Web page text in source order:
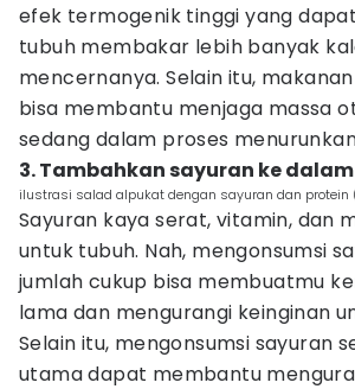
efek termogenik tinggi yang
tubuh membakar lebih banyak
mencernanya. Selain itu,
bisa membantu menjaga massa
sedang dalam proses
3. Tambahkan sayuran ke
ilustrasi salad alpukat dengan sayuran dan protein
Sayuran kaya serat, vitamin, dan
untuk tubuh. Nah, mengonsumsi
jumlah cukup bisa membuatmu
lama dan mengurangi keinginan
Selain itu, mengonsumsi sayuran
utama dapat membantu